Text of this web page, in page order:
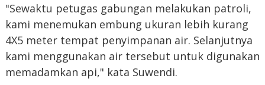
"Sewaktu petugas gabungan melakukan patroli,
kami menemukan embung ukuran lebih kurang
4X5 meter tempat penyimpanan air. Selanjutnya
kami menggunakan air tersebut untuk digunakan
memadamkan api," kata Suwendi.